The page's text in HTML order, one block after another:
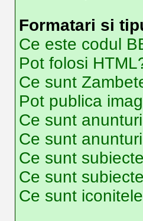
Formatari si
Ce este codul
Pot folosi
Ce sunt
Pot publica
Ce sunt
Ce sunt
Ce sunt
Ce sunt
Ce sunt